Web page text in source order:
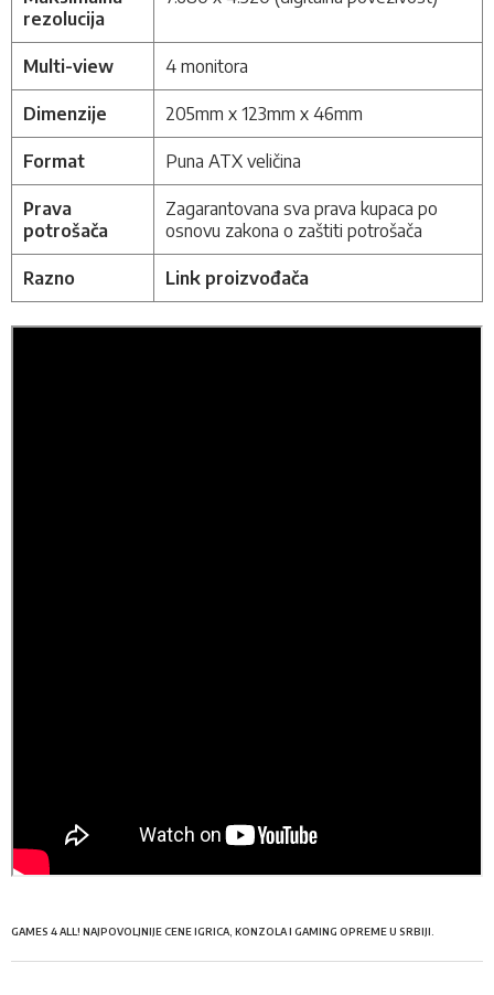
rezolucija
Multi-view 4 monitora
Dimenzije 205mm x 123mm x 46mm
Format Puna ATX veličina
Prava
potrošača
Zagarantovana sva prava kupaca po
osnovu zakona o zaštiti potrošača
Razno Link proizvođača
GAMES 4 ALL! NAJPOVOLJNIJE CENE IGRICA, KONZOLA I GAMING OPREME U SRBIJI.